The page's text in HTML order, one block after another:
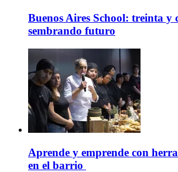
Buenos Aires School: treinta y
sembrando futuro
Aprende y emprende con
en el barrio